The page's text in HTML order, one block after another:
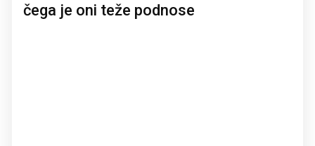
čega je oni teže podnose